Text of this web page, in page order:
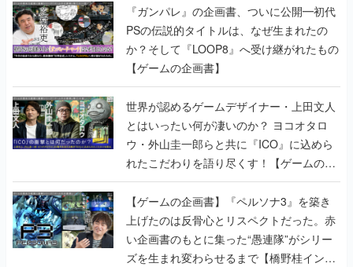
『ガンパレ』の企画書、ついに公開━初代
PSの伝説的タイトルは、なぜ生まれたの
か？そして『LOOP8』へ受け継がれたもの
【ゲームの企画書】
世界が認めるゲームデザイナー・上田文人
とはいったい何が凄いのか？ ヨコオタロ
ウ・外山圭一郎らと共に『ICO』に込めら
れたこだわりを語り尽くす！【ゲームの企
画書】
【ゲームの企画書】『ペルソナ3』を築き
上げたのは反骨心とリスペクトだった。赤
い企画書のもとに集った“愚連隊”がシリー
ズを生まれ変わらせるまで【橋野桂インタ